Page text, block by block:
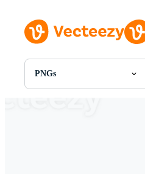
PNGs
Toutes Images